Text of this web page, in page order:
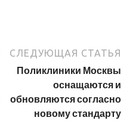
СЛЕДУЮЩАЯ СТАТЬЯ
Поликлиники Москвы
оснащаются и
обновляются согласно
новому стандарту